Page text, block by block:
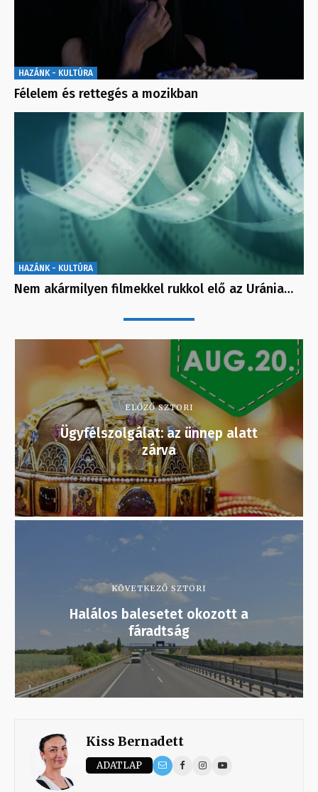
HAZÁNK - KULTÚRA
Félelem és rettegés a mozikban
HAZÁNK - KULTÚRA
Nem akármilyen filmekkel rukkol elő az Uránia…
ELŐZŐ SZTORI
Ügyfélszolgálat: az ünnep alatt
zárva
KÖVETKEZŐ SZTORI
Halálos balesetet okozott a
fáradtság
Kiss Bernadett
ADATLAP